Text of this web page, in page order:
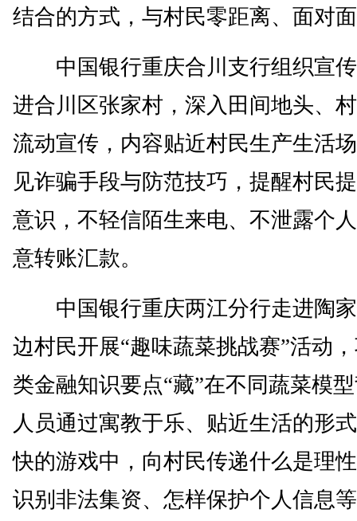
结合的方式，与村民零距离、面对
中国银行重庆合川支行组织宣传
进合川区张家村，深入田间地头、
流动宣传，内容贴近村民生产生活
见诈骗手段与防范技巧，提醒村民
意识，不轻信陌生来电、不泄露个
意转账汇款。
中国银行重庆两江分行走进陶家
边村民开展“趣味蔬菜挑战赛”活动
类金融知识要点“藏”在不同蔬菜模
人员通过寓教于乐、贴近生活的形
快的游戏中，向村民传递什么是理
识别非法集资、怎样保护个人信息